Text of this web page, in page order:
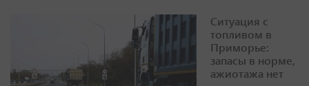
Ситуация с
топливом в
Приморье:
запасы в норме,
ажиотажа нет